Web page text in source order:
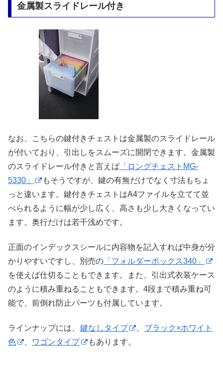
金属製スライドレール付き
なお、こちらの鍵付きチェストは金属製のスライドレール
が付いており、引出しをスムーズに開閉できます。金属製
のスライドレール付きと言えば 「ロングチェストMG-
5330」
もそうですが、鍵の有無だけでなく寸法もちょ
っと違います。鍵付きチェストはA4ファイルを立てて並
べられるように幅が少し広く、高さも少し大きくなってい
ます。奥行だけは若干浅めです。
正面のインデックスシールに内容物を記入すれば中身が分
かりやすいですし、別売の 「フォルダーボックス340」
を使えば仕切ることもできます。また、引出式衣装ケース
のように積み重ねることもできます。4段まで積み重ね可
能で、前倒れ防止パーツも付属しています。
ラインナップには、 鍵なしタイプ 、
ブラック×ホワイト
色
、 ワゴンタイプ もあります。